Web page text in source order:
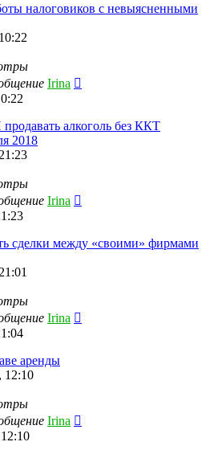
налоговиков с невыясненными
Irina
алкоголь без ККТ
2018
Irina
сделки между «своими» фирмами
Irina
аренды
12:10
Irina